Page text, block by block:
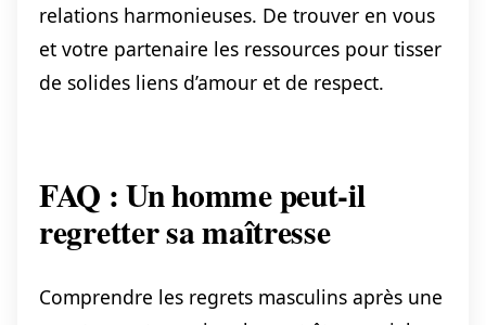
relations harmonieuses. De trouver en vous
et votre partenaire les ressources pour tisser
de solides liens d’amour et de respect.
FAQ : Un homme peut-il
regretter sa maîtresse
Comprendre les regrets masculins après une